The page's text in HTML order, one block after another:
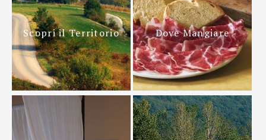
Scopri il Territorio Dove Mangiare